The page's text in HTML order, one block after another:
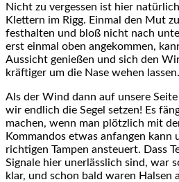
Nicht zu vergessen ist hier
Klettern im Rigg. Einmal den Mut
festhalten und bloß nicht nach
erst einmal oben angekommen,
Aussicht genießen und sich den
kräftiger um die Nase wehen
Als der Wind dann auf unsere
wir endlich die Segel setzen! Es
machen, wenn man plötzlich mit
Kommandos etwas anfangen kann
richtigen Tampen ansteuert. Dass
Signale hier unerlässlich sind, war
klar, und schon bald waren Halsen